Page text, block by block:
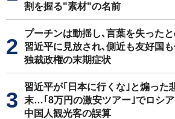
割を握る"素材"の名前
プーチンは動揺し､言葉を失った
習近平に見放され､側近も友好国
独裁政権の末期症状
習近平が｢日本に行くな｣と煽った
末…｢8万円の激安ツアー｣でロシ
中国人観光客の誤算